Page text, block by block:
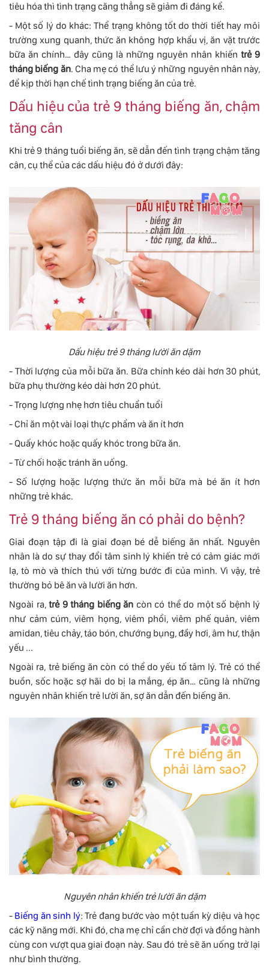
tiêu hóa thì tình trạng căng thẳng sẽ giảm đi đáng kể.
- Một số lý do khác: Thể trạng không tốt do thời tiết hay môi
trường xung quanh, thức ăn không hợp khẩu vị, ăn vặt trước
bữa ăn chính… đây cũng là những nguyên nhân khiến trẻ 9
tháng biếng ăn. Cha mẹ có thể lưu ý những nguyên nhân này,
để kịp thời hạn chế tình trạng biếng ăn của trẻ.
Dấu hiệu của trẻ 9 tháng biếng ăn, chậm
tăng cân
Khi trẻ 9 tháng tuổi biếng ăn, sẽ dẫn đến tình trạng chậm tăng
cân, cụ thể của các dấu hiệu đó ở dưới đây:
Dấu hiệu trẻ 9 tháng lười ăn dặm
- Thời lượng của mỗi bữa ăn. Bữa chính kéo dài hơn 30 phút,
bữa phụ thường kéo dài hơn 20 phút.
- Trọng lượng nhẹ hơn tiêu chuẩn tuổi
- Chỉ ăn một vài loại thực phẩm và ăn ít hơn
- Quấy khóc hoặc quấy khóc trong bữa ăn.
- Từ chối hoặc tránh ăn uống.
- Số lượng hoặc lượng thức ăn mỗi bữa mà bé ăn ít hơn
những trẻ khác.
Trẻ 9 tháng biếng ăn có phải do bệnh?
Giai đoạn tập đi là giai đoạn bé dễ biếng ăn nhất. Nguyên
nhân là do sự thay đổi tâm sinh lý khiến trẻ có cảm giác mới
lạ, tò mò và thích thú với từng bước đi của mình. Vì vậy, trẻ
thường bỏ bê ăn và lười ăn hơn.
Ngoài ra, trẻ 9 tháng biếng ăn còn có thể do một số bệnh lý
như cảm cúm, viêm họng, viêm phổi, viêm phế quản, viêm
amidan, tiêu chảy, táo bón, chướng bụng, đầy hơi, âm hư, thận
yếu ...
Ngoài ra, trẻ biếng ăn còn có thể do yếu tố tâm lý. Trẻ có thể
buồn, sốc hoặc sợ hãi do bị la mắng, ép ăn… cũng là những
nguyên nhân khiến trẻ lười ăn, sợ ăn dẫn đến biếng ăn.
Nguyên nhân khiến trẻ lười ăn dặm
- Biếng ăn sinh lý: Trẻ đang bước vào một tuần kỳ diệu và học
các kỹ năng mới. Khi đó, cha mẹ chỉ cần chờ đợi và đồng hành
cùng con vượt qua giai đoạn này. Sau đó trẻ sẽ ăn uống trở lại
như bình thường.